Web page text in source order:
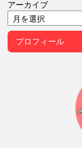
アーカイブ
プロフィール